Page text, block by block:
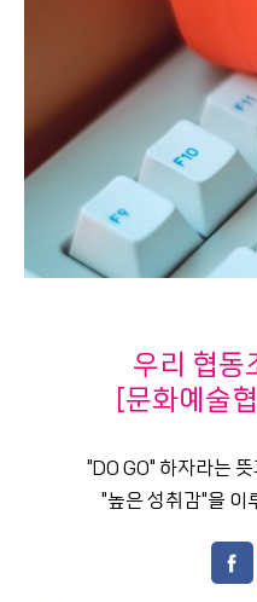
우리 협동
[문화예술
"DO GO" 하자라는
"높은 성취감"을 이